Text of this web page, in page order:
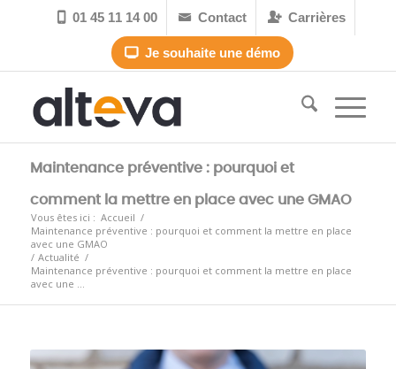
 01 45 11 14 00  Contact Carrières
Je souhaite une démo
Maintenance préventive : pourquoi et
comment la mettre en place avec une GMAO
Vous êtes ici : Accueil /
Maintenance préventive : pourquoi et comment la mettre en place
avec une GMAO
/ Actualité /
Maintenance préventive : pourquoi et comment la mettre en place
avec une ...